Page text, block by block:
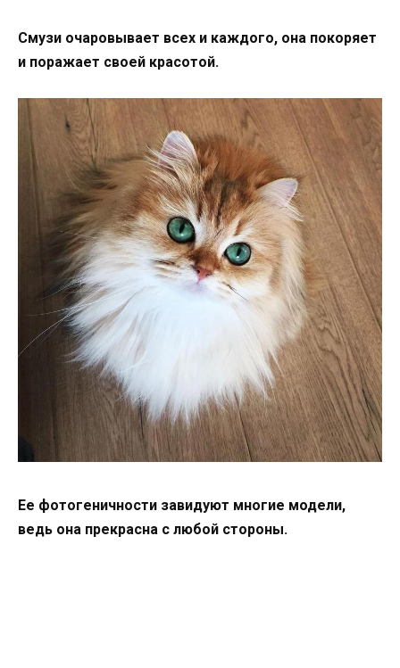
Смузи очаровывает всех и каждого, она покоряет
и поражает своей красотой.
Ее фотогеничности завидуют многие модели,
ведь она прекрасна с любой стороны.